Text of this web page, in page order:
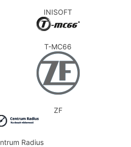
INISOFT
T-MC66
ZF
Radius